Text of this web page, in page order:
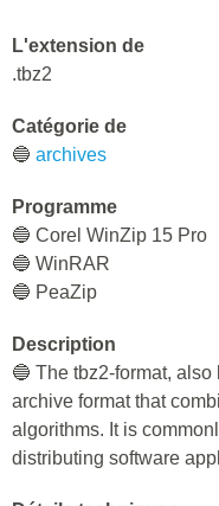
L'extension de
.tbz2
Catégorie de
🔵 archives
Programme
🔵 Corel WinZip 15 Pro
🔵 WinRAR
🔵 PeaZip
Description
🔵 The tbz2-format,
archive format that
algorithms. It is
distributing software